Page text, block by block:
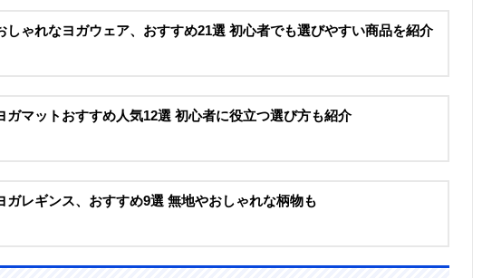
しゃれなヨガウェア、おすすめ21選 初心者でも選びやすい商品を紹介
ガマットおすすめ人気12選 初心者に役立つ選び方も紹介
ガレギンス、おすすめ9選 無地やおしゃれな柄物も